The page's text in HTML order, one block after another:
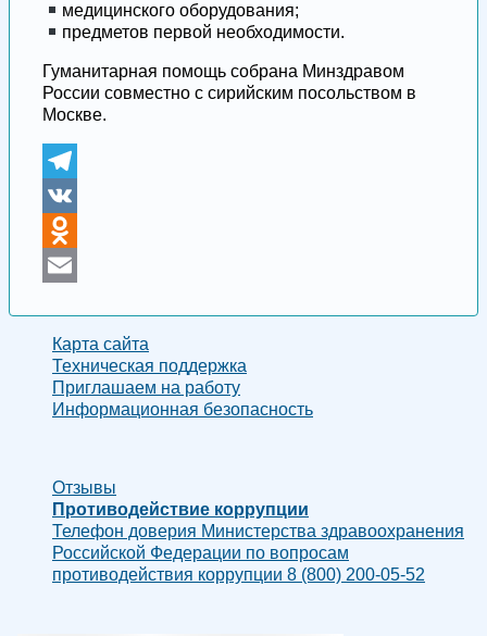
медицинского оборудования;
предметов первой необходимости.
Гуманитарная помощь собрана Минздравом
России совместно с сирийским посольством в
Москве.
Telegram
VK
Odnoklassniki
Карта сайта
Техническая поддержка
Приглашаем на работу
Информационная безопасность
Отзывы
Противодействие коррупции
Телефон доверия Министерства здравоохранения
Российской Федерации по вопросам
противодействия коррупции 8 (800) 200-05-52